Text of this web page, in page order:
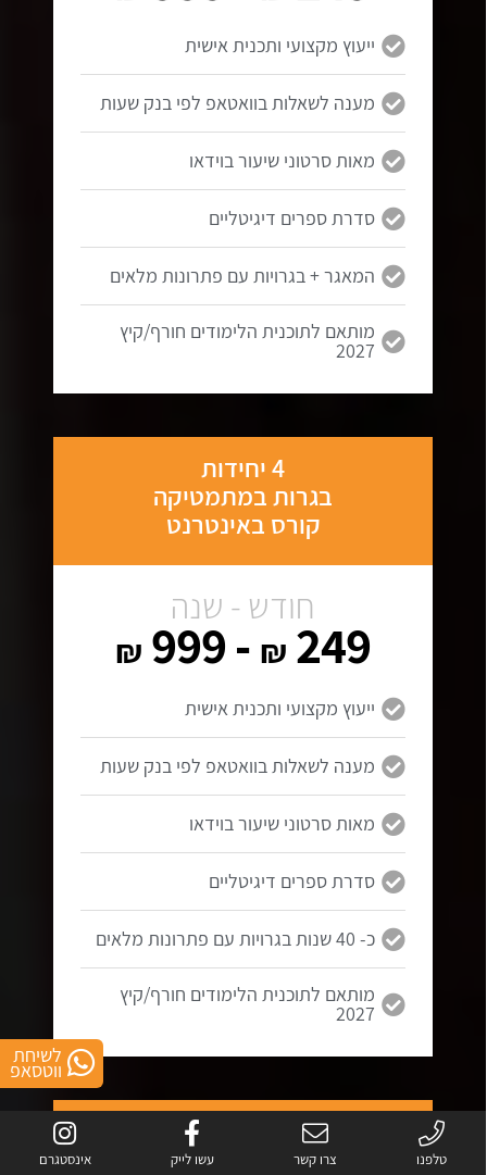
ייעוץ מקצועי ותכנית אישית
מענה לשאלות בוואטאפ לפי בנק שעות
מאות סרטוני שיעור בוידאו
סדרת ספרים דיגיטליים
המאגר + בגרויות עם פתרונות מלאים
מותאם לתוכנית הלימודים חורף/קיץ
2027
4 יחידות
בגרות במתמטיקה
קורס באינטרנט
חודש - שנה
249
₪
- 999
₪
ייעוץ מקצועי ותכנית אישית
מענה לשאלות בוואטאפ לפי בנק שעות
מאות סרטוני שיעור בוידאו
סדרת ספרים דיגיטליים
כ- 40 שנות בגרויות עם פתרונות מלאים
מותאם לתוכנית הלימודים חורף/קיץ
2027
בגרות במתמטיקה
לשיחת
ווטסאפ
טלפנו צרו קשר עשו לייק אינסטגרם